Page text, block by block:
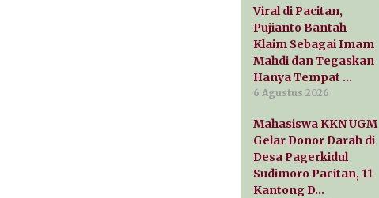
Viral di Pacitan,
Pujianto Bantah
Klaim Sebagai Imam
Mahdi dan Tegaskan
Hanya Tempat …
6 Agustus 2026
Mahasiswa KKN UGM
Gelar Donor Darah di
Desa Pagerkidul
Sudimoro Pacitan, 11
Kantong D…